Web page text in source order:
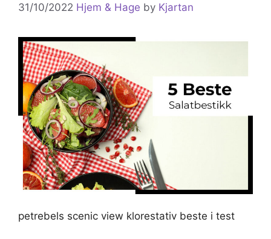
31/10/2022 Hjem & Hage by Kjartan
petrebels scenic view klorestativ beste i test